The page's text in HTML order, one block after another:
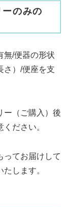
のみの
無/便器の形状
さ）/便座を支
ー（ご購入）後
ださい。
ってお届けして
します。